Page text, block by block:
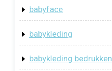
babyface
babykleding
babykleding bedrukken